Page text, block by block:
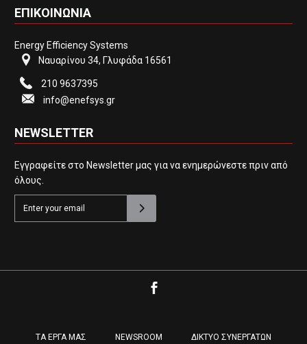
ΕΠΙΚΟΙΝΩΝΙΑ
Energy Efficiency Systems
Ναυαρίνου 34, Γλυφάδα 16561
210 9637395
info@enefsys.gr
NEWSLETTER
Εγγραφείτε στο Newsletter μας για να ενημερώνεστε πριν από
όλους.
ΤΑ ΕΡΓΑ ΜΑΣ NEWSROOM ΔΙΚΤΥΟ ΣΥΝΕΡΓΑΤΩΝ